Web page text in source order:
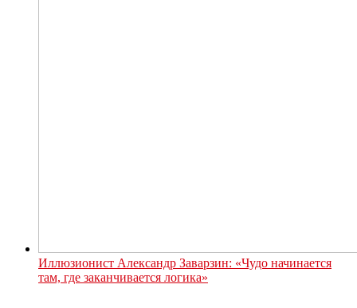
Иллюзионист Александр Заварзин: «Чудо начинается
там, где заканчивается логика»